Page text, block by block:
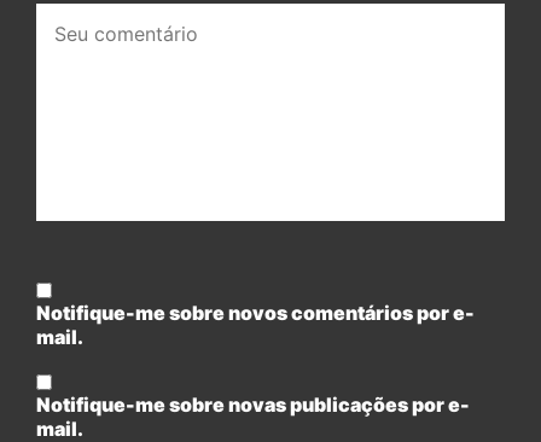
comentário:
Notifique-me sobre novos comentários por e-
mail.
Notifique-me sobre novas publicações por e-
mail.